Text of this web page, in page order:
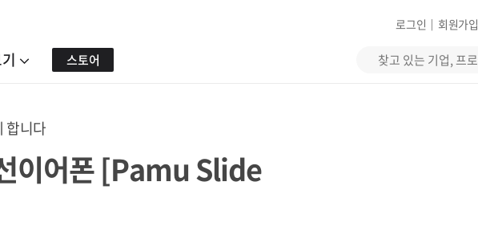
회원가입
|
로그인
스토어
합니다
이어폰 [Pamu Slide